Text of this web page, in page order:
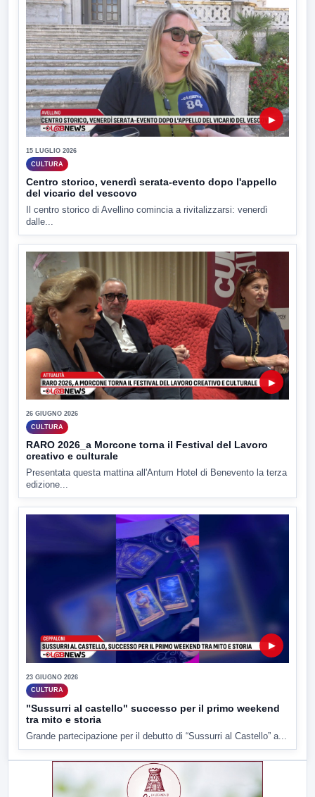
▶
15 LUGLIO 2026
CULTURA
Centro storico, venerdì serata-evento dopo l'appello
del vicario del vescovo
Il centro storico di Avellino comincia a rivitalizzarsi: venerdì
dalle...
▶
26 GIUGNO 2026
CULTURA
RARO 2026_a Morcone torna il Festival del Lavoro
creativo e culturale
Presentata questa mattina all'Antum Hotel di Benevento la terza
edizione...
▶
23 GIUGNO 2026
CULTURA
"Sussurri al castello" successo per il primo weekend
tra mito e storia
Grande partecipazione per il debutto di “Sussurri al Castello” a...